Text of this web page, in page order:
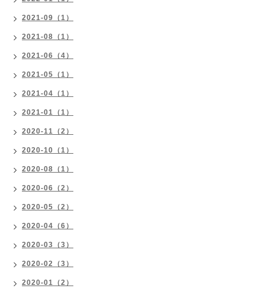
2021-09（1）
2021-08（1）
2021-06（4）
2021-05（1）
2021-04（1）
2021-01（1）
2020-11（2）
2020-10（1）
2020-08（1）
2020-06（2）
2020-05（2）
2020-04（6）
2020-03（3）
2020-02（3）
2020-01（2）